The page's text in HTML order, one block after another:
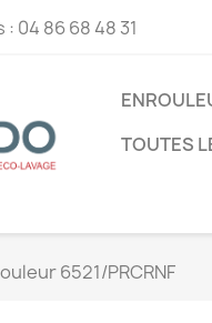
: 04 86 68 48 31
TOUTES
6521/PRCRNF